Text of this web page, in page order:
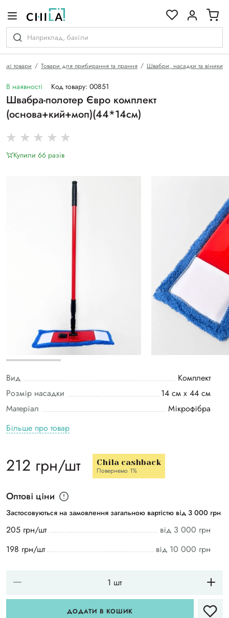
товари Товари для прибирання та прання Швабри, насадки та віники
В наявності Код товару: 00851
Швабра-полотер Євро комплект
(основа+кий+моп)(44*14см)
Купили 66 разiв
Вид
Комплект
Розмір насадки
14 см х 44 см
Матеріал
Мікрофібра
Більше про товар
212 грн/шт Chila cashback
Повернемо 1%
Оптові ціни
Застосовуються на замовлення загальною вартістю від 3 000 грн
205 грн/шт
від 3 000 грн
198 грн/шт
від 10 000 грн
ДОДАТИ В КОШИК
гамі